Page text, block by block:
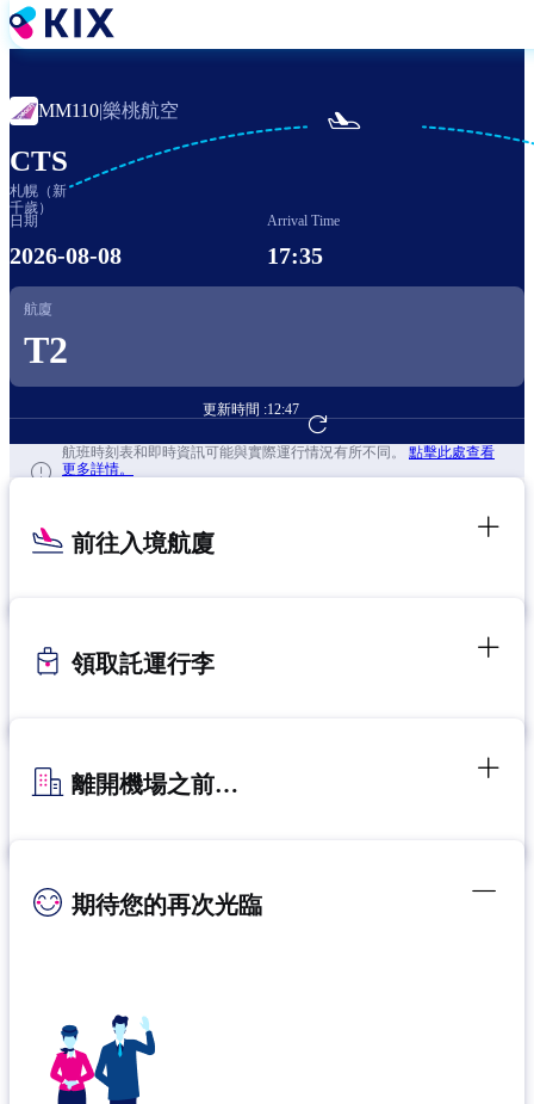
移
至
內
容
MM110|樂桃航空
CTS
札幌（新
千歲）

日期
2026-08-08
Arrival Time
17:35
航廈
T2
更新時間 :12:47
前往航班預訂
航班時刻表和即時資訊可能與實際運行情況有所不同。 點擊此處查看
更多詳情。
前往入境航廈
領取託運行李
離開機場之前…
期待您的再次光臨